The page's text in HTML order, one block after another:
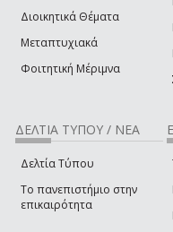
Διοικητικά Θέματα
Μεταπτυχιακά
Φοιτητική Μέριμνα
ΔΕΛΤΙΑ ΤΥΠΟΥ / ΝΕΑ
Δελτία Τύπου
Το πανεπιστήμιο στην
επικαιρότητα